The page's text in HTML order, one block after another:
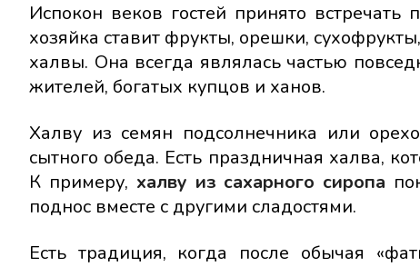
Испокон веков гостей принято
хозяйка ставит фрукты, орешки,
халвы. Она всегда являлась частью
жителей, богатых купцов и ханов.
Халву из семян подсолнечника или
сытного обеда. Есть праздничная халва,
К примеру, халву из сахарного сиропа
поднос вместе с другими сладостями.
Есть традиция, когда после обычая